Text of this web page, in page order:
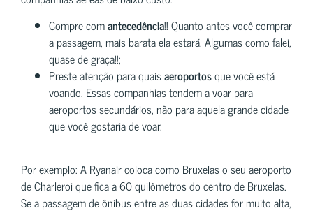
Compre comantecedência!! Quanto antes você comprar
a passagem, mais barata ela estará. Algumas como falei,
quase de graça!!;
Preste atenção para quaisaeroportosque você está
voando. Essas companhias tendem a voar para
aeroportos secundários, não para aquela grande cidade
que você gostaria de voar.
Por exemplo: A Ryanair coloca como Bruxelas o seu aeroporto
de Charleroi que fica a 60 quilômetros do centro de Bruxelas.
Se a passagem de ônibus entre as duas cidades for muito alta,